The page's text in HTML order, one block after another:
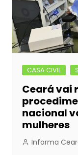
CASA CIVIL
Ceará vai
nacional
mulheres
Informa